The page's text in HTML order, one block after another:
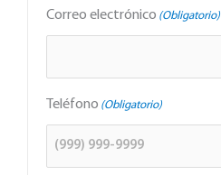
Correo electrónico (Obligatorio)
Teléfono (Obligatorio)